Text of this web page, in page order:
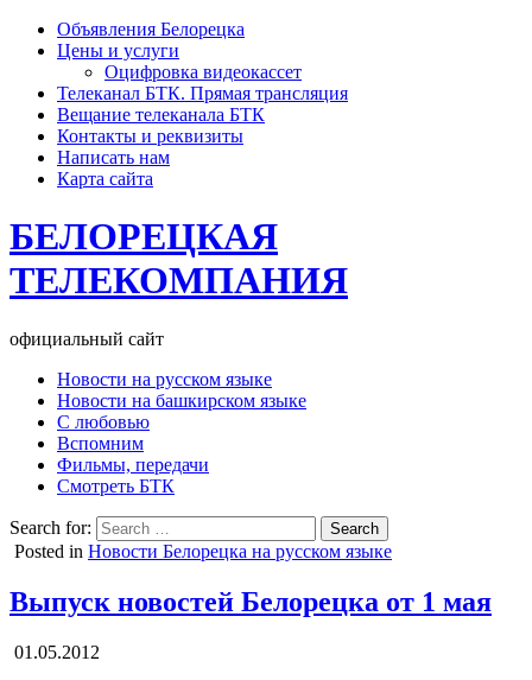
Объявления Белорецка
Цены и услуги
Оцифровка видеокассет
Телеканал БТК. Прямая трансляция
Вещание телеканала БТК
Контакты и реквизиты
Написать нам
Карта сайта
БЕЛОРЕЦКАЯ
ТЕЛЕКОМПАНИЯ
официальный сайт
Новости на русском языке
Новости на башкирском языке
С любовью
Вспомним
Фильмы, передачи
Смотреть БТК
Search for:
Posted in Новости Белорецка на русском языке
Выпуск новостей Белорецка от 1 мая
01.05.2012